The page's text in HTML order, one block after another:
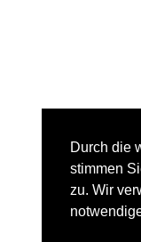
Durch die
stimmen
zu. Wir